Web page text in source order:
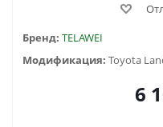
Бренд: TELAWEI
Модификация: Toyota
6